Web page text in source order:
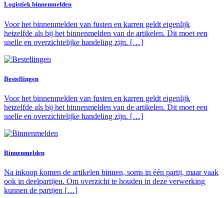
Logistiek binnenmelden
Voor het binnenmelden van fusten en karren geldt eigenlijk
hetzelfde als bij het binnenmelden van de artikelen. Dit moet een
snelle en overzichtelijke handeling zijn. […]
Bestellingen
Voor het binnenmelden van fusten en karren geldt eigenlijk
hetzelfde als bij het binnenmelden van de artikelen. Dit moet een
snelle en overzichtelijke handeling zijn. […]
Binnenmelden
Na inkoop komen de artikelen binnen, soms in één partij, maar vaak
ook in deelpartijen. Om overzicht te houden in deze verwerking
kunnen de partijen […]